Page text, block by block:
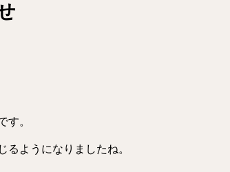
す。
るようになりましたね。